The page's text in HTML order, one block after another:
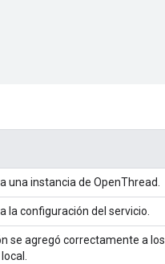
una instancia de OpenThread.
la configuración del servicio.
se agregó correctamente a los